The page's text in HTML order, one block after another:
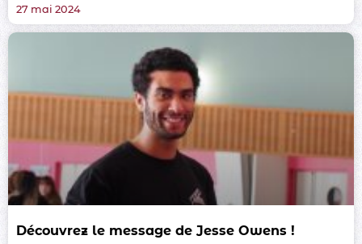
27 mai 2024
Découvrez le message de Jesse Owens !